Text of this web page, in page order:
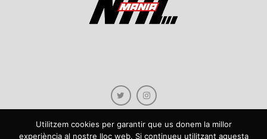
Utilitzem cookies per garantir que us donem la millor
experiència al nostre lloc web. Si continueu utilitzant aquesta